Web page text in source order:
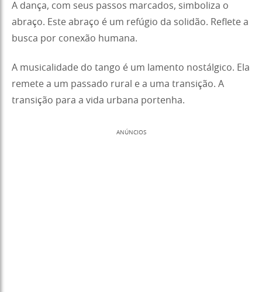
A dança, com seus passos marcados, simboliza o
abraço. Este abraço é um refúgio da solidão. Reflete a
busca por conexão humana.
A musicalidade do tango é um lamento nostálgico. Ela
remete a um passado rural e a uma transição. A
transição para a vida urbana portenha.
ANÚNCIOS